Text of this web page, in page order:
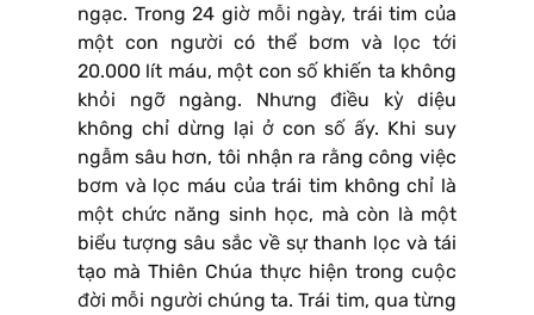
ngạc. Trong 24 giờ mỗi ngày, trái tim của
một con người có thể bơm và lọc tới
20.000 lít máu, một con số khiến ta không
khỏi ngỡ ngàng. Nhưng điều kỳ diệu
không chỉ dừng lại ở con số ấy. Khi suy
ngẫm sâu hơn, tôi nhận ra rằng công việc
bơm và lọc máu của trái tim không chỉ là
một chức năng sinh học, mà còn là một
biểu tượng sâu sắc về sự thanh lọc và tái
tạo mà Thiên Chúa thực hiện trong cuộc
đời mỗi người chúng ta. Trái tim, qua từng